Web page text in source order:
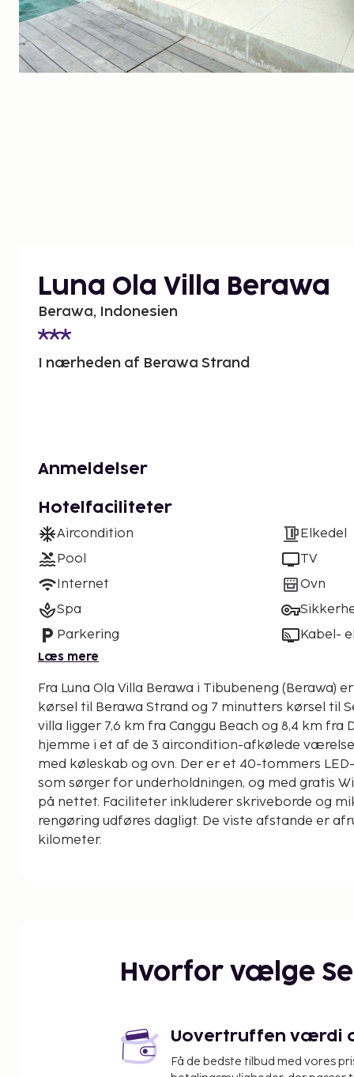
Luna Ola Villa Berawa
Berawa, Indonesien
I nærheden af Berawa Strand
Anmeldelser
Hotelfaciliteter
Aircondition
Pool
Internet
Spa
Parkering
Elkedel
TV
Ovn
Kabel-
Læs mere
Fra Luna Ola Villa Berawa i Tibubeneng (Berawa)
kørsel til Berawa Strand og 7 minutters kørsel til
villa ligger 7,6 km fra Canggu Beach og 8,4 km fra
hjemme i et af de 3 aircondition-afkølede
med køleskab og ovn. Der er et 40-tommers
som sørger for underholdningen, og med gratis
på nettet. Faciliteter inkluderer skriveborde og
rengøring udføres dagligt. De viste afstande er
kilometer.
Batu Belig Strand - 1,5 km
Love Anchor Bazaar - 3,3 km
Nelayan Beach - 4 km
Petitenget-templet - 4,1 km
Hvorfor vælge
Uovertruffen værdi
Få de bedste tilbud med vores